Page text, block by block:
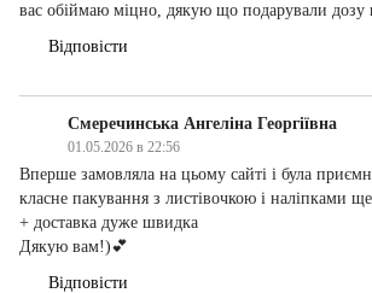
вас обіймаю міцно, дякую що подарували дозу
Відповісти
Смеречинська Ангеліна Георгіївна
01.05.2026 в 22:56
Вперше замовляла на цьому сайті і була
класне пакування з листівочкою і наліпками
+ доставка дуже швидка
Дякую вам!)💕
Відповісти